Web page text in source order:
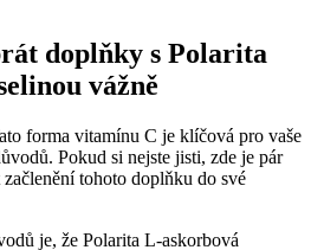
doplňky s Polarita
vážně
forma vitamínu C je klíčová pro vaše
Pokud si nejste jisti, zde je pár
tohoto doplňku do své
je, že Polarita L-askorbová